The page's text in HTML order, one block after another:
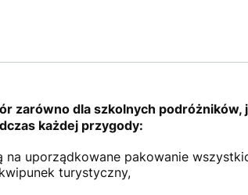
zarówno dla szkolnych
każdej przygody:
na uporządkowane pakowanie
turystyczny,